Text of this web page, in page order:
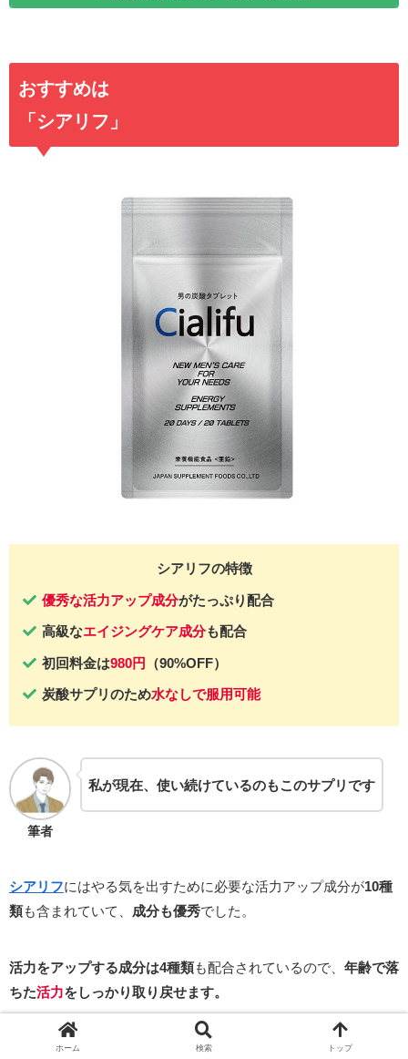
おすすめは
「シアリフ」
シアリフの特徴
優秀な活力アップ成分がたっぷり配合
高級なエイジングケア成分も配合
初回料金は980円 （90%OFF）
炭酸サプリのため水なしで服用可能
筆者
私が現在、使い続けているのもこのサプリです
シアリフにはやる気を出すために必要な活力アップ成分が10種
類も含まれていて、 成分も優秀でした。
活力をアップする成分は4種類も配合されているので、 年齢で落
ちた活力をしっかり取り戻せます。
さらに代表的なめぐり改善成分であるアルギニンも多く含まれ
ホーム 検索 トップ